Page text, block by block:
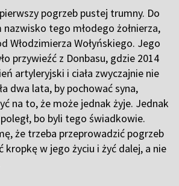
pogrzeb pustej trumny. Do
tego młodego żołnierza,
Włodzimierza Wołyńskiego. Jego
przywieźć z Donbasu, gdzie 2014
artyleryjski i ciała zwyczajnie nie
dwa lata, by pochować syna,
na to, że może jednak żyje. Jednak
bo byli tego świadkowie.
że trzeba przeprowadzić pogrzeb
kropkę w jego życiu i żyć dalej, a nie